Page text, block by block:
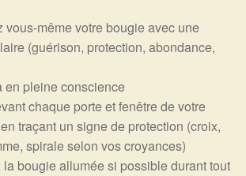
vous-même votre bougie avec une
(guérison, protection, abondance,
en pleine conscience
chaque porte et fenêtre de votre
traçant un signe de protection (croix,
spirale selon vos croyances)
la bougie allumée si possible durant tout